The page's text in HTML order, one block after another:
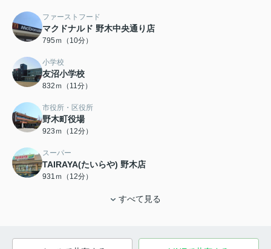
ファーストフード
マクドナルド 野木中央通り店
795ｍ（10分）
小学校
友沼小学校
832ｍ（11分）
市役所・区役所
野木町役場
923ｍ（12分）
スーパー
TAIRAYA(たいらや) 野木店
931ｍ（12分）
すべて見る